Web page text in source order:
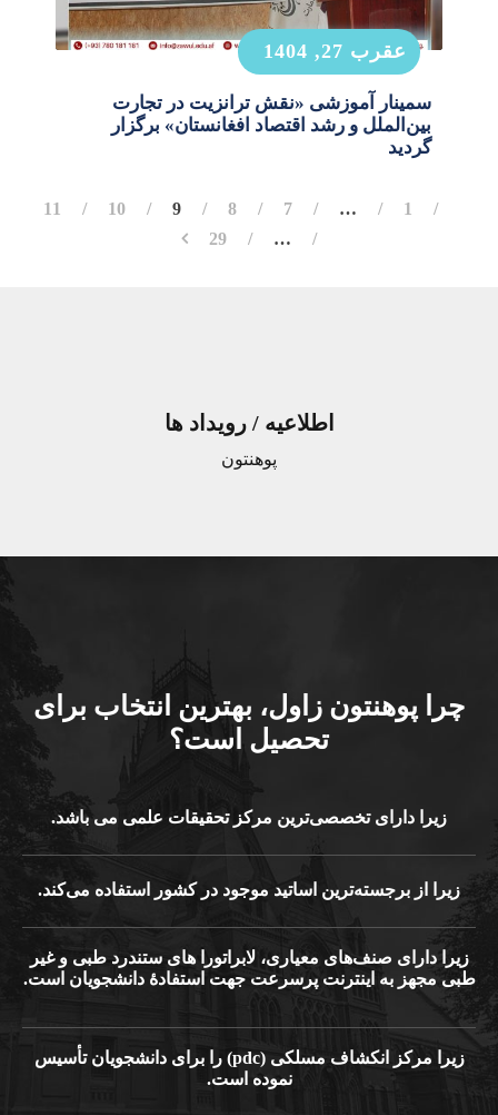
عقرب 27, 1404
سمینار آموزشی «نقش ترانزیت در تجارت
بین‌الملل و رشد اقتصاد افغانستان» برگزار
گردید
…
10
11
…
29
اطلاعیه / رویداد ها
پوهنتون
پوهنتون زاول، بهترین انتخاب برای
تحصیل است؟
زیرا دارای تخصصی‌ترین مرکز تحقیقات علمی می باشد.
زیرا از برجسته‌ترین اساتید موجود در کشور استفاده می‌کند.
دارای صنف‌های معیاری، لابراتورا های ستندرد طبی و غیر
مجهز به اینترنت پرسرعت جهت استفادۀ دانشجویان است.
زیرا مرکز انکشاف مسلکی (pdc) را برای دانشجویان تأسیس
نموده است.